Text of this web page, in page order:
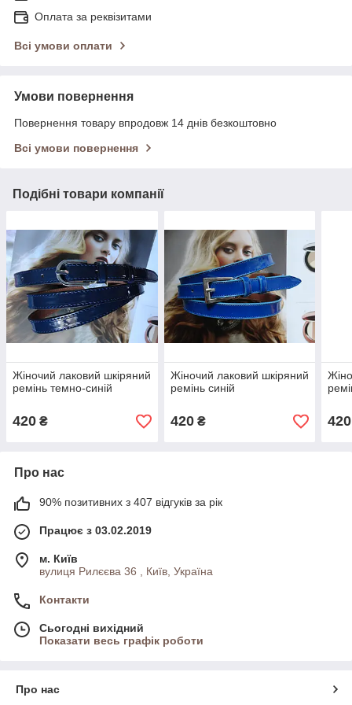
Оплата за реквізитами
Всі умови оплати
Умови повернення
Повернення товару впродовж 14 днів безкоштовно
Всі умови повернення
Подібні товари компанії
Жіночий лаковий шкіряний
ремінь темно-синій
420 ₴
Жіночий лаковий шкіряний
ремінь синій
420₴ 420
Про нас
90% позитивних з 407 відгуків за рік
Працює з 03.02.2019
м. Київ
вулиця Рилєєва 36 , Київ, Україна
Контакти
Сьогодні вихідний
Показати весь графік роботи
Про нас